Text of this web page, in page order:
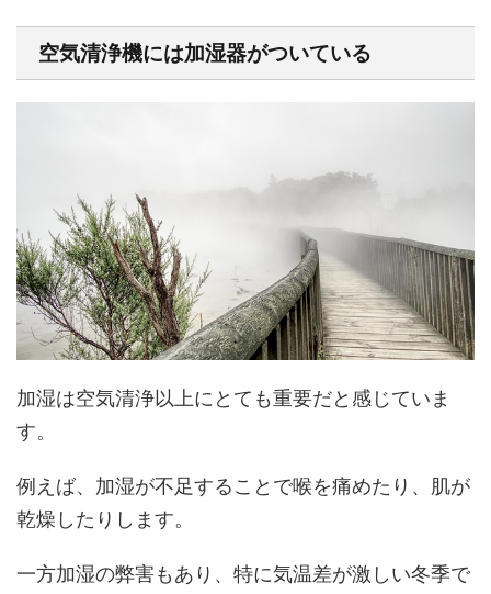
空気清浄機には加湿器がついている
加湿は空気清浄以上にとても重要だと感じていま
す。
例えば、加湿が不足することで喉を痛めたり、肌が
乾燥したりします。
一方加湿の弊害もあり、特に気温差が激しい冬季で